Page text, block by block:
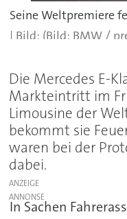
(Bild: BMW /
Die Mercedes E-
Markteintritt im
Limousine der
bekommt sie
waren bei der
dabei.
ANZEIGE
In Sachen